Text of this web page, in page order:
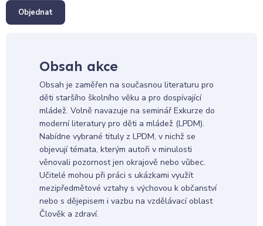
Objednat
Obsah akce
Obsah je zaměřen na současnou literaturu pro
děti staršího školního věku a pro dospívající
mládež. Volně navazuje na seminář Exkurze do
moderní literatury pro děti a mládež (LPDM).
Nabídne vybrané tituly z LPDM, v nichž se
objevují témata, kterým autoři v minulosti
věnovali pozornost jen okrajově nebo vůbec.
Učitelé mohou při práci s ukázkami využít
mezipředmětové vztahy s výchovou k občanství
nebo s dějepisem i vazbu na vzdělávací oblast
Člověk a zdraví.